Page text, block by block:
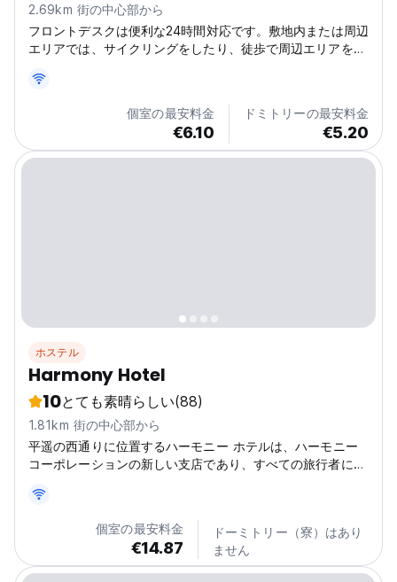
2.69km 街の中心部から
フロントデスクは便利な24時間対応です。敷地内または周辺
エリアでは、サイクリングをしたり、徒歩で周辺エリアを探
個室の最安料金
€6.10
ドミトリーの最安料金
€5.20
ホステル
Harmony Hotel
10とても素晴らしい(88)
1.81km 街の中心部から
平遥の西通りに位置するハーモニー ホテルは、ハーモニー
コーポレーションの新しい支店であり、すべての旅行者にリ
個室の最安料金
€14.87
ドーミトリー（寮）はあり
ません